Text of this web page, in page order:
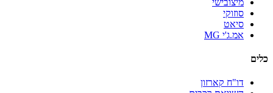
סוזוקי
סיאט
אמ.ג'י MG
כלים
דו"ח קארזון